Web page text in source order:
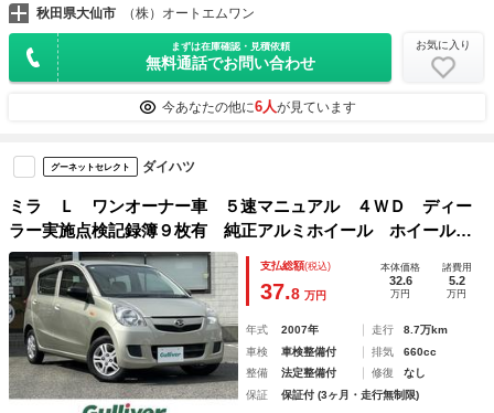
秋田県大仙市 （株）オートエムワン
まずは在庫確認・見積依頼
無料通話でお問い合わせ
お気に入り
今あなたの他に6人が見ています
グーネットセレクト ダイハツ
ミラ Ｌ ワンオーナー車 ５速マニュアル ４ＷＤ ディー
ラー実施点検記録簿９枚有 純正アルミホイール ホイール付
スタッドレスタイヤ積込 左右バニティーミラー ヘッドライ
トレベライザー 純正フロアマット キーレス
支払総額(税込)
37.8 万円
本体価格
32.6
万円
諸費用
5.2
万円
年式 2007年 走行
8.7万km
車検
車検整備付 排気
660cc
整備
法定整備付 修復
なし
保証
保証付 (3ヶ月・走行無制限)